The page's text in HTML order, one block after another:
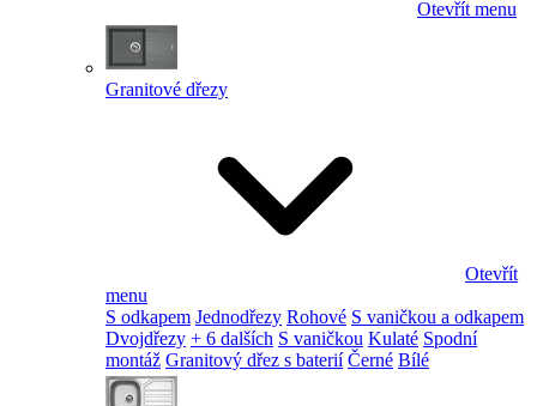
Otevřít menu
Granitové dřezy
Otevřít
menu
S odkapem Jednodřezy Rohové S vaničkou a odkapem
Dvojdřezy + 6 dalších S vaničkou Kulaté Spodní
montáž Granitový dřez s baterií Černé Bílé